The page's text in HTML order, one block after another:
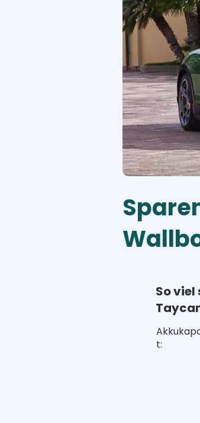
So viel
t: